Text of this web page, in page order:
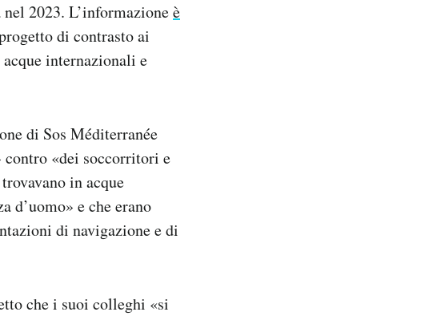
2023. L’informazioneè
di contrasto ai
internazionali e
di Sos Méditerranée
contro «dei soccorritori e
in acque
d’uomo» e che erano
di navigazione e di
che i suoi colleghi «si